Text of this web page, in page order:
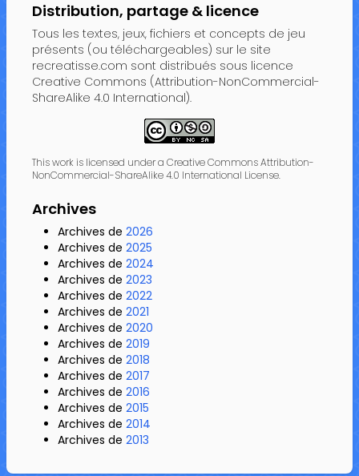
Distribution, partage & licence
Tous les textes, jeux, fichiers et concepts de jeu
présents (ou téléchargeables) sur le site
recreatisse.com sont distribués sous licence
Creative Commons (Attribution-NonCommercial-
ShareAlike 4.0 International).
This work is licensed under a Creative Commons Attribution-
NonCommercial-ShareAlike 4.0 International License.
Archives
Archives de 2026
Archives de 2025
Archives de 2024
Archives de 2023
Archives de 2022
Archives de 2021
Archives de 2020
Archives de 2019
Archives de 2018
Archives de 2017
Archives de 2016
Archives de 2015
Archives de 2014
Archives de 2013